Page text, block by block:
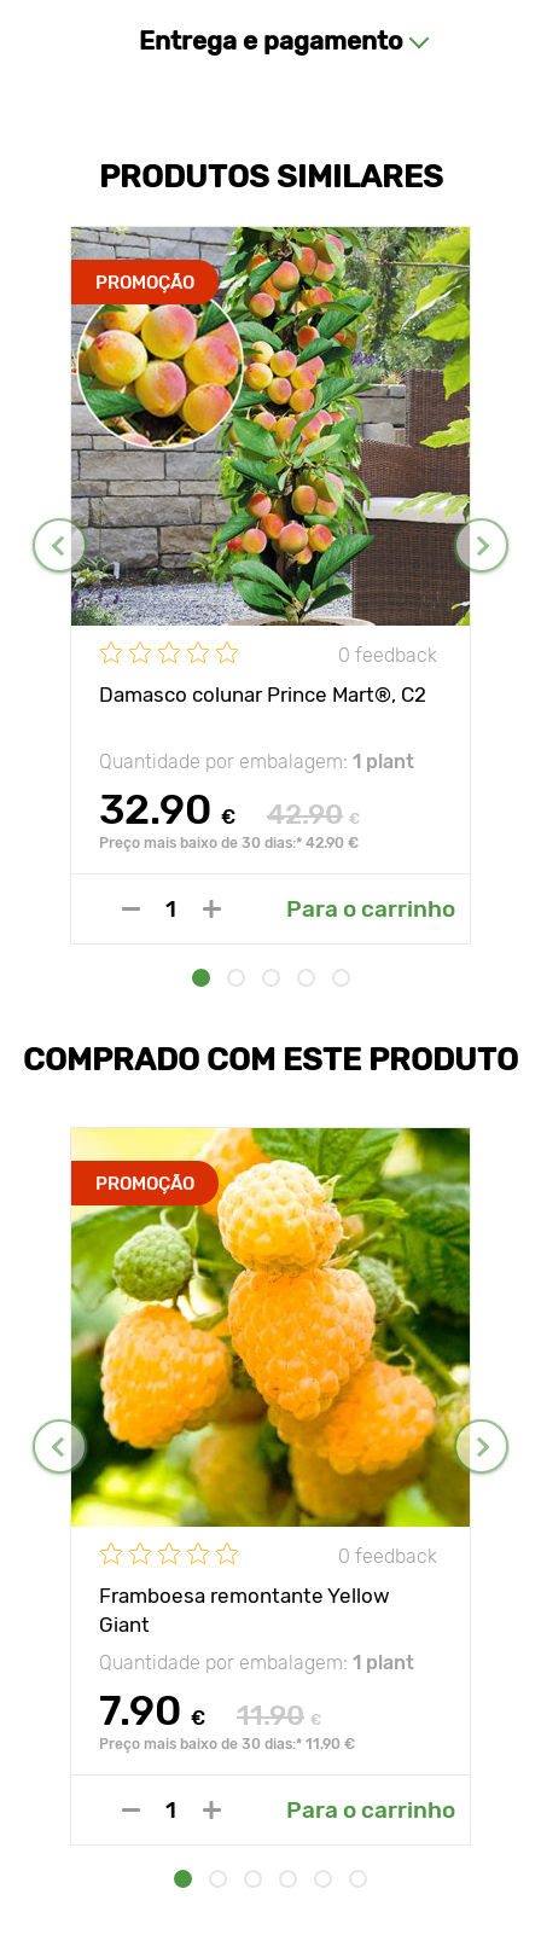
Entrega e pagamento
PRODUTOS SIMILARES
PROMOÇÃO
0 feedback
Damasco colunar Prince Mart®, C2
Quantidade por embalagem: 1 plant
32.90 € 42.90 €
Preço mais baixo de 30 dias:* 42.90 €
Para o carrinho
COMPRADO COM ESTE PRODUTO
PROMOÇÃO
0 feedback
Framboesa remontante Yellow
Giant
Quantidade por embalagem: 1 plant
7.90 € 11.90 €
Preço mais baixo de 30 dias:* 11.90 €
Para o carrinho